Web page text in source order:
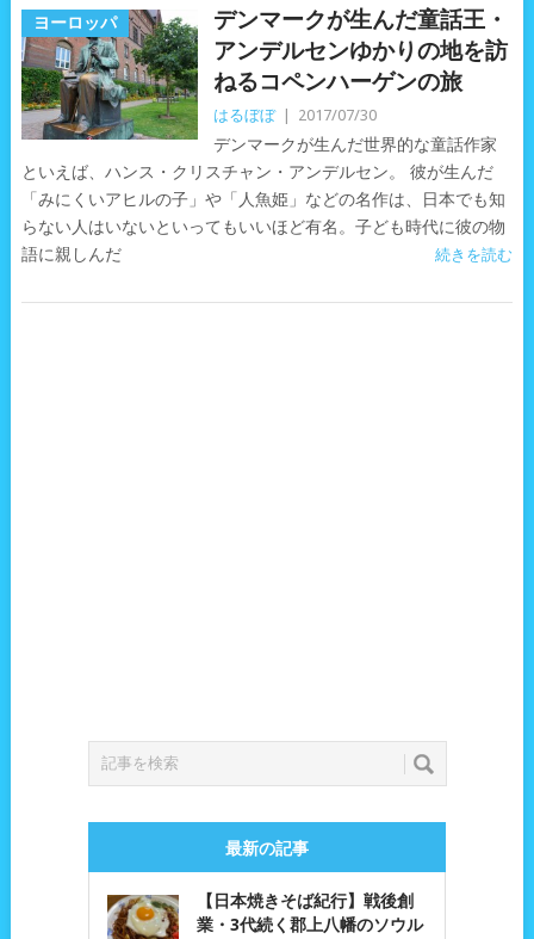
ヨーロッパ
デンマークが生んだ童話王・
アンデルセンゆかりの地を訪
ねるコペンハーゲンの旅
はるぼぼ 2017/07/30
デンマークが生んだ世界的な童話作家
といえば、ハンス・クリスチャン・アンデルセン。 彼が生んだ
「みにくいアヒルの子」や「人魚姫」などの名作は、日本でも知
らない人はいないといってもいいほど有名。子ども時代に彼の物
語に親しんだ
続きを読む
最新の記事
【日本焼きそば紀行】戦後創
業・3代続く郡上八幡のソウル